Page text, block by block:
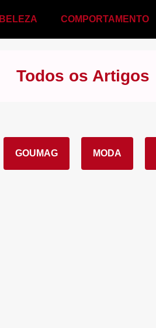
BELEZA COMPORTAMENTO
Todos os Artigos
GOUMAG MODA